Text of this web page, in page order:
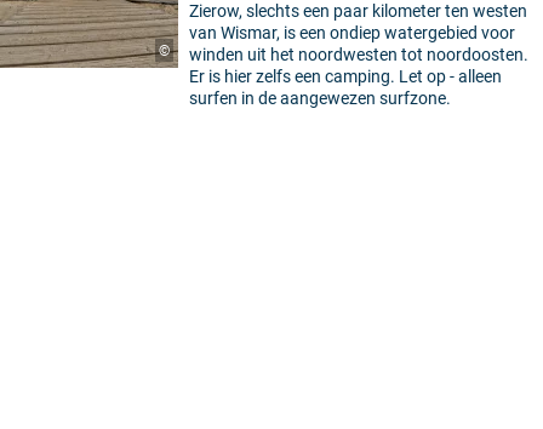
©
Zierow, slechts een paar kilometer ten westen
van Wismar, is een ondiep watergebied voor
winden uit het noordwesten tot noordoosten.
Er is hier zelfs een camping. Let op - alleen
surfen in de aangewezen surfzone.